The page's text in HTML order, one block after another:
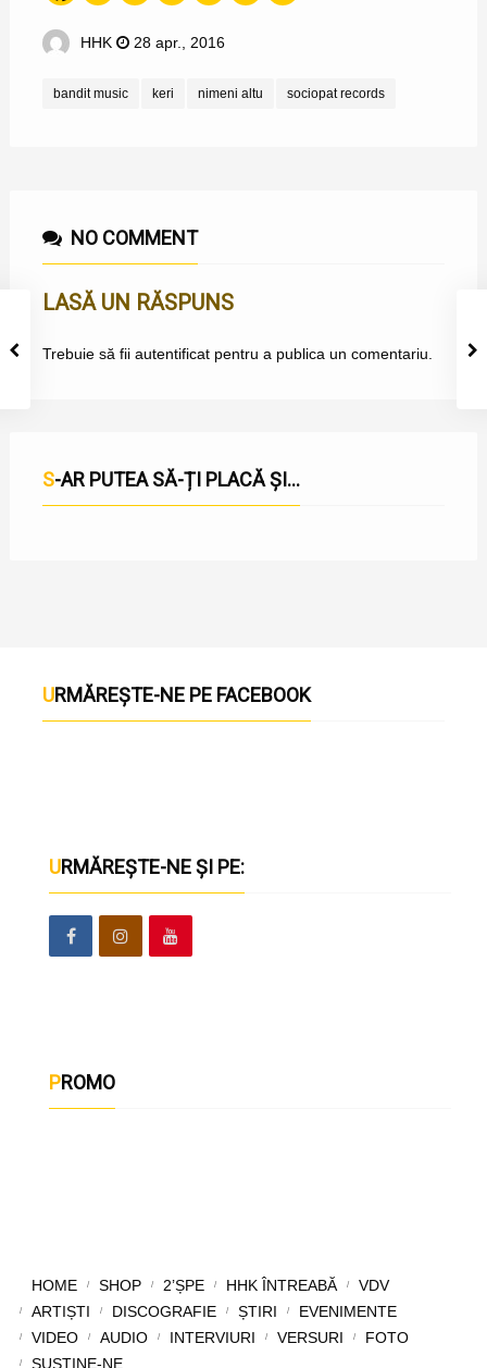
HHK 28 apr., 2016
bandit music keri nimeni altu sociopat records
NO COMMENT
LASĂ UN RĂSPUNS
Trebuie să fii autentificatpentru a publica un comentariu.
S-AR PUTEA SĂ-ȚI PLACĂ ȘI...
URMĂREȘTE-NE PE FACEBOOK
URMĂREȘTE-NE ȘI PE:
PROMO
HOME SHOP 2’ȘPE HHK ÎNTREABĂ
VDV
ARTIȘTI
DISCOGRAFIE ȘTIRI
EVENIMENTE
VIDEO
AUDIO INTERVIURI VERSURI
FOTO
SUSȚINE-NE